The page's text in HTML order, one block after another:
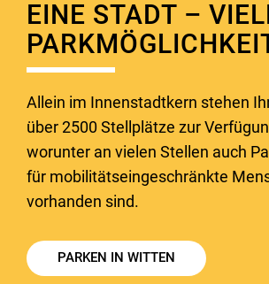
EINE STADT –
Allein im Innenstadtkern stehen
über 2500 Stellplätze zur
worunter an vielen Stellen auch
für mobilitätseingeschränkte
vorhanden sind.
PARKEN IN WITTEN